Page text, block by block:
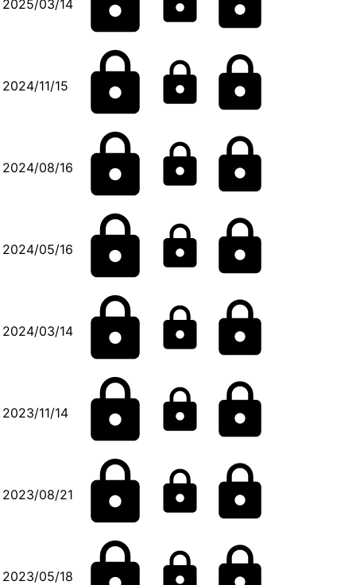
2025/03/14
2024/11/15
2024/08/16
2024/05/16
2024/03/14
2023/11/14
2023/08/21
2023/05/18